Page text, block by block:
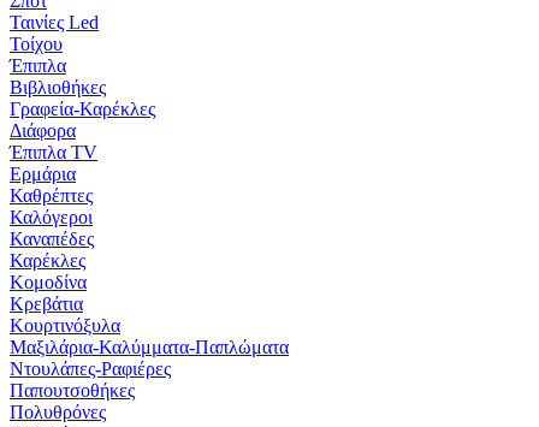
Ταινίες Led
Τοίχου
Έπιπλα
Βιβλιοθήκες
Γραφεία-Καρέκλες
Διάφορα
Έπιπλα TV
Ερμάρια
Καθρέπτες
Καλόγεροι
Καναπέδες
Καρέκλες
Κομοδίνα
Κρεβάτια
Κουρτινόξυλα
Μαξιλάρια-Καλύμματα-Παπλώματα
Ντουλάπες-Ραφιέρες
Παπουτσοθήκες
Πολυθρόνες